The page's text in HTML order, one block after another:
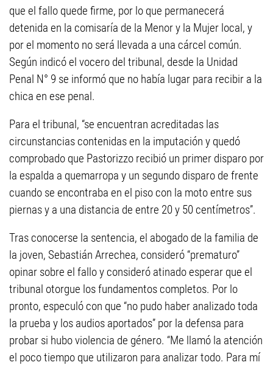
que el fallo quede firme, por lo que permanecerá
detenida en la comisaría de la Menor y la Mujer local, y
por el momento no será llevada a una cárcel común.
Según indicó el vocero del tribunal, desde la Unidad
Penal N° 9 se informó que no había lugar para recibir a la
chica en ese penal.
Para el tribunal, “se encuentran acreditadas las
circunstancias contenidas en la imputación y quedó
comprobado que Pastorizzo recibió un primer disparo por
la espalda a quemarropa y un segundo disparo de frente
cuando se encontraba en el piso con la moto entre sus
piernas y a una distancia de entre 20 y 50 centímetros”.
Tras conocerse la sentencia, el abogado de la familia de
la joven, Sebastián Arrechea, consideró “prematuro”
opinar sobre el fallo y consideró atinado esperar que el
tribunal otorgue los fundamentos completos. Por lo
pronto, especuló con que “no pudo haber analizado toda
la prueba y los audios aportados” por la defensa para
probar si hubo violencia de género. “Me llamó la atención
el poco tiempo que utilizaron para analizar todo. Para mí